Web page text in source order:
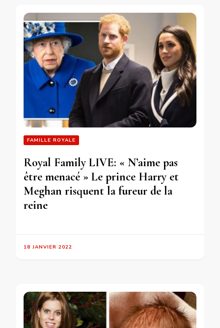
FAMILLE ROYALE
Royal Family LIVE: « N’aime pas
être menacé » Le prince Harry et
Meghan risquent la fureur de la
reine
18 JANVIER 2022